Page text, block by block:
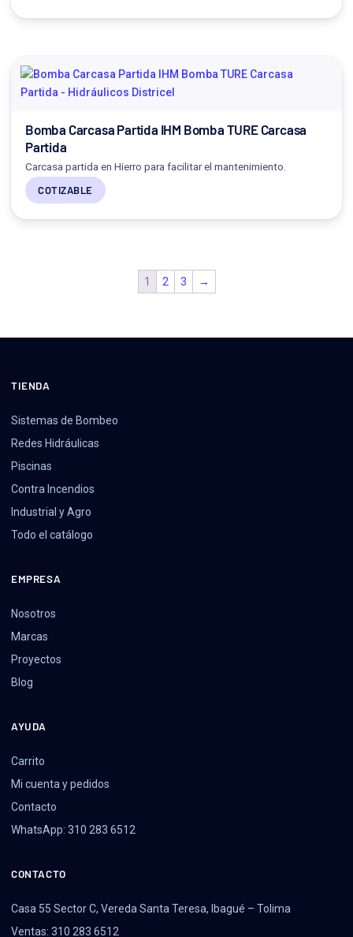
Bomba Carcasa Partida IHM Bomba TURE Carcasa
Partida
Carcasa partida en Hierro para facilitar el mantenimiento.
COTIZABLE
1 2 3 →
TIENDA
Sistemas de Bombeo
Redes Hidráulicas
Piscinas
Contra Incendios
Industrial y Agro
Todo el catálogo
EMPRESA
Nosotros
Marcas
Proyectos
Blog
AYUDA
Carrito
Mi cuenta y pedidos
Contacto
WhatsApp: 310 283 6512
CONTACTO
Casa 55 Sector C, Vereda Santa Teresa, Ibagué – Tolima
Ventas: 310 283 6512